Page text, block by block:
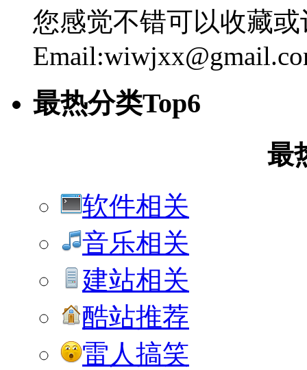
您感觉不错可以收藏
最热分类Top6
最
软件相关
音乐相关
建站相关
酷站推荐
雷人搞笑